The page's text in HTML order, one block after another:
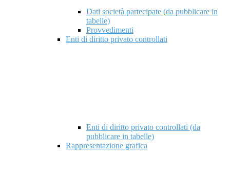
Dati società partecipate (da pubblicare in
tabelle)
Provvedimenti
Enti di diritto privato controllati
Enti di diritto privato controllati (da
pubblicare in tabelle)
Rappresentazione grafica